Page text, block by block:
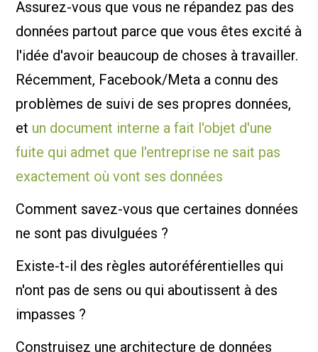
Assurez-vous que vous ne répandez pas des
données partout parce que vous êtes excité à
l'idée d'avoir beaucoup de choses à travailler.
Récemment, Facebook/Meta a connu des
problèmes de suivi de ses propres données,
et un document interne a fait l'objet d'une
fuite qui admet que l'entreprise ne sait pas
exactement où vont ses données
Comment savez-vous que certaines données
ne sont pas divulguées ?
Existe-t-il des règles autoréférentielles qui
n'ont pas de sens ou qui aboutissent à des
impasses ?
Construisez une architecture de données